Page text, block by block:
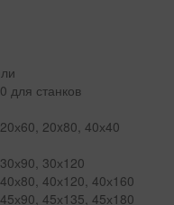
для станков
20x80, 40х40
30х120
40х120, 40х160
45х135, 45х180